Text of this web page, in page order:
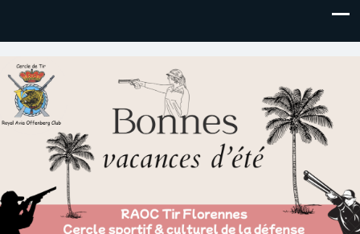
Royal AOC Florennes
Section TIR de l'AVIA